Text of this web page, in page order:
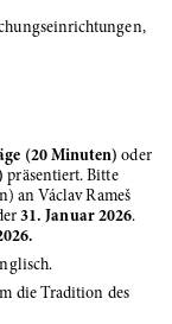
(20 Minuten) oder
präsentiert. Bitte
an Václav Rameš
31. Januar 2026.
die Tradition des